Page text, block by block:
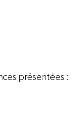
présentées :